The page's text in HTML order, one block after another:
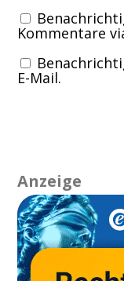
Kommentare
E-Mail.
Anzeige